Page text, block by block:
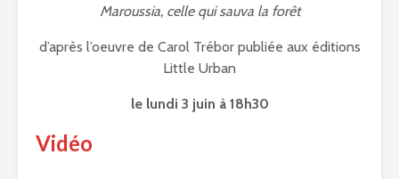
Maroussia, celle qui sauva la forêt
d’après l’oeuvre de Carol Trébor publiée aux éditions
Little Urban
le lundi 3 juin à 18h30
Vidéo